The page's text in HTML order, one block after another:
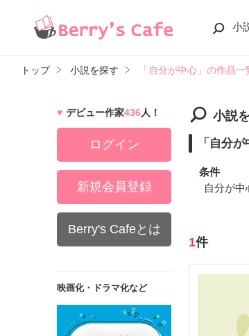
小
トップ 小説を探す 「自分が中心」の作品
小説
「自分
条件
自分が
1件
デビュー作家436人！
ログイン
新規会員登録
Berry's Cafeとは
映画化・ドラマ化など